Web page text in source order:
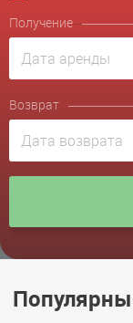
Получение
Возврат